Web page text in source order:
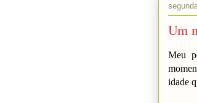
Um
Meu
idade